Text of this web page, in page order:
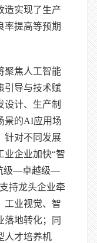
造实现了生产
率提高等预期
聚焦人工智能
引导与技术赋
设计、生产制
景的AI应用场
针对不同发展
业企业加快“智
级—卓越级—
持龙头企业牵
工业视觉、智
落地转化；同
人才培养机